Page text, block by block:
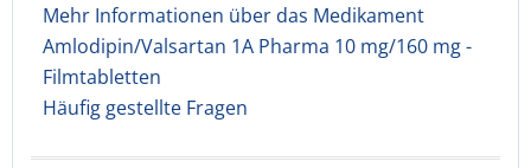
Mehr Informationen über das Medikament
Amlodipin/Valsartan 1A Pharma 10 mg/160 mg -
Filmtabletten
Häufig gestellte Fragen